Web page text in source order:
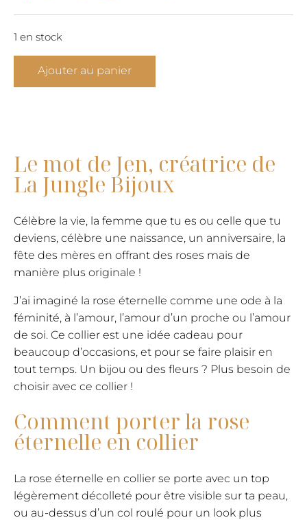
1 en stock
argent
Ajouter au panier
Le mot de Jen, créatrice de
La Jungle Bijoux
Célèbre la vie, la femme que tu es ou celle que tu
deviens, célèbre une naissance, un anniversaire, la
fête des mères en offrant des roses mais de
manière plus originale !
J’ai imaginé la rose éternelle comme une ode à la
féminité, à l’amour, l’amour d’un proche ou l’amour
de soi. Ce collier est une idée cadeau pour
beaucoup d’occasions, et pour se faire plaisir en
tout temps. Un bijou ou des fleurs ? Plus besoin de
choisir avec ce collier !
Comment porter la rose
éternelle en collier
La rose éternelle en collier se porte avec un top
légèrement décolleté pour être visible sur ta peau,
ou au-dessus d’un col roulé pour un look plus